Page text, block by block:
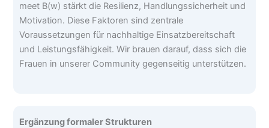
meet B(w) stärkt die Resilienz, Handlungssicherheit und
Motivation. Diese Faktoren sind zentrale
Voraussetzungen für nachhaltige Einsatzbereitschaft
und Leistungsfähigkeit. Wir brauen darauf, dass sich die
Frauen in unserer Community gegenseitig unterstützen.
Ergänzung formaler Strukturen